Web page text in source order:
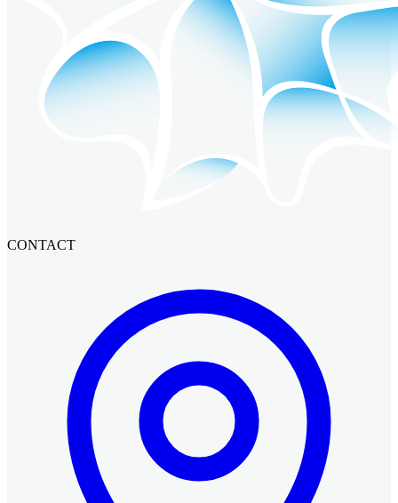
CONTACT